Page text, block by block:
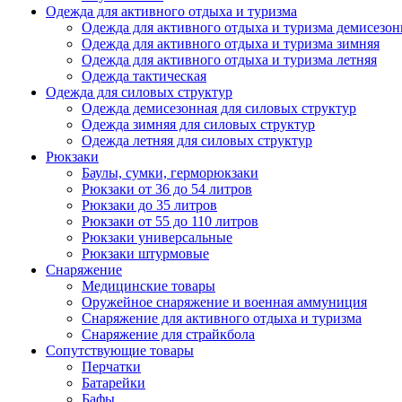
Одежда для активного отдыха и туризма
Одежда для активного отдыха и туризма
Одежда для активного отдыха и туризма зимняя
Одежда для активного отдыха и туризма летняя
Одежда тактическая
Одежда для силовых структур
Одежда демисезонная для силовых структур
Одежда зимняя для силовых структур
Одежда летняя для силовых структур
Рюкзаки
Баулы, сумки, герморюкзаки
Рюкзаки от 36 до 54 литров
Рюкзаки до 35 литров
Рюкзаки от 55 до 110 литров
Рюкзаки универсальные
Рюкзаки штурмовые
Снаряжение
Медицинские товары
Оружейное снаряжение и военная аммуниция
Снаряжение для активного отдыха и туризма
Снаряжение для страйкбола
Сопутствующие товары
Перчатки
Батарейки
Бафы